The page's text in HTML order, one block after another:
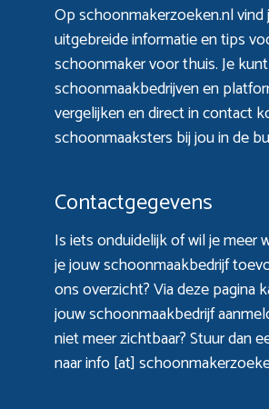
Op schoonmakerzoeken.nl vind
uitgebreide informatie en tips
schoonmaker voor thuis. Je
schoonmaakbedrijven en
vergelijken en direct in contact
schoonmaaksters bij jou in de
Contactgegevens
Is iets onduidelijk of wil je meer
je jouw schoonmaakbedrijf
ons overzicht? Viadeze pagina
jouw schoonmaakbedrijf
niet meer zichtbaar? Stuur dan
naar info [at]